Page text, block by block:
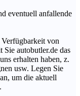
eventuell anfallende
Verfügbarkeit von
Sie autobutler.de das
erhalten haben, z.
usw. Legen Sie
um die aktuell